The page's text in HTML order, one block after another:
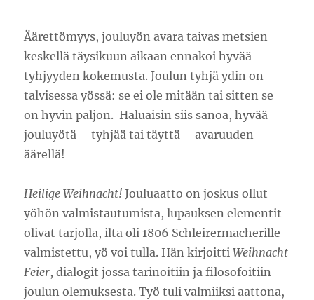
Äärettömyys, jouluyön avara taivas metsien
keskellä täysikuun aikaan ennakoi hyvää
tyhjyyden kokemusta. Joulun tyhjä ydin on
talvisessa yössä: se ei ole mitään tai sitten se
on hyvin paljon. Haluaisin siis sanoa, hyvää
jouluyötä – tyhjää tai täyttä – avaruuden
äärellä!
Heilige Weihnacht! Jouluaatto on joskus ollut
yöhön valmistautumista, lupauksen elementit
olivat tarjolla, ilta oli 1806 Schleirermacherille
valmistettu, yö voi tulla. Hän kirjoittiWeihnacht
Feier, dialogit jossa tarinoitiin ja filosofoitiin
joulun olemuksesta. Työ tuli valmiiksi aattona,